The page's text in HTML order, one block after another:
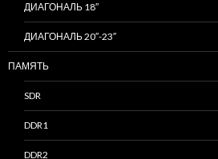
ДИАГОНАЛЬ 18″
ДИАГОНАЛЬ 20″-23″
ПАМЯТЬ
SDR
DDR1
DDR2